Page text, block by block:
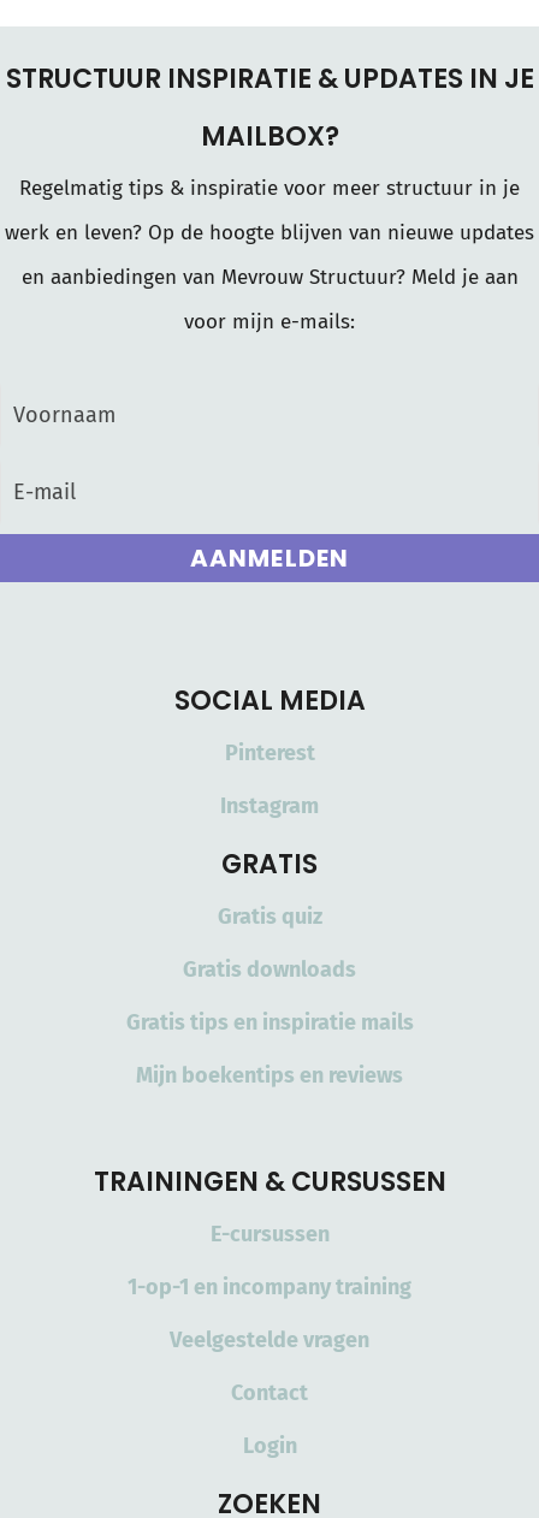
STRUCTUUR INSPIRATIE & UPDATES IN JE
MAILBOX?
Regelmatig tips & inspiratie voor meer structuur in je
werk en leven? Op de hoogte blijven van nieuwe updates
en aanbiedingen van Mevrouw Structuur? Meld je aan
voor mijn e-mails:
AANMELDEN
SOCIAL MEDIA
Pinterest
Instagram
GRATIS
Gratis quiz
Gratis downloads
Gratis tips en inspiratie mails
Mijn boekentips en reviews
TRAININGEN & CURSUSSEN
E-cursussen
1-op-1 en incompany training
Veelgestelde vragen
Contact
Login
ZOEKEN